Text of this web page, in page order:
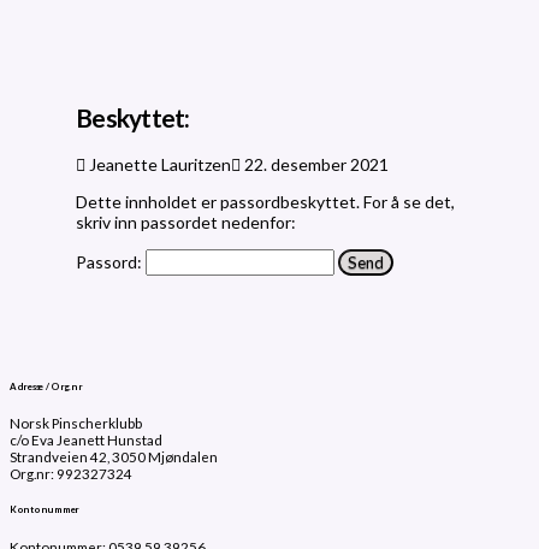
Beskyttet:
Jeanette Lauritzen
22. desember 2021
Dette innholdet er passordbeskyttet. For å se det,
skriv inn passordet nedenfor:
Passord:
Adresse / Org.nr
Norsk Pinscherklubb
c/o Eva Jeanett Hunstad
Strandveien 42, 3050 Mjøndalen
Org.nr: 992327324
Kontonummer